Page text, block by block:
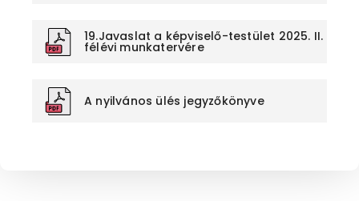
19.Javaslat a képviselő-testület 2025. II.
félévi munkatervére
A nyilvános ülés jegyzőkönyve